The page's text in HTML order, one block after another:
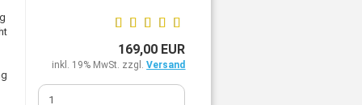
169,00 EUR
inkl. 19% MwSt. zzgl.Versand